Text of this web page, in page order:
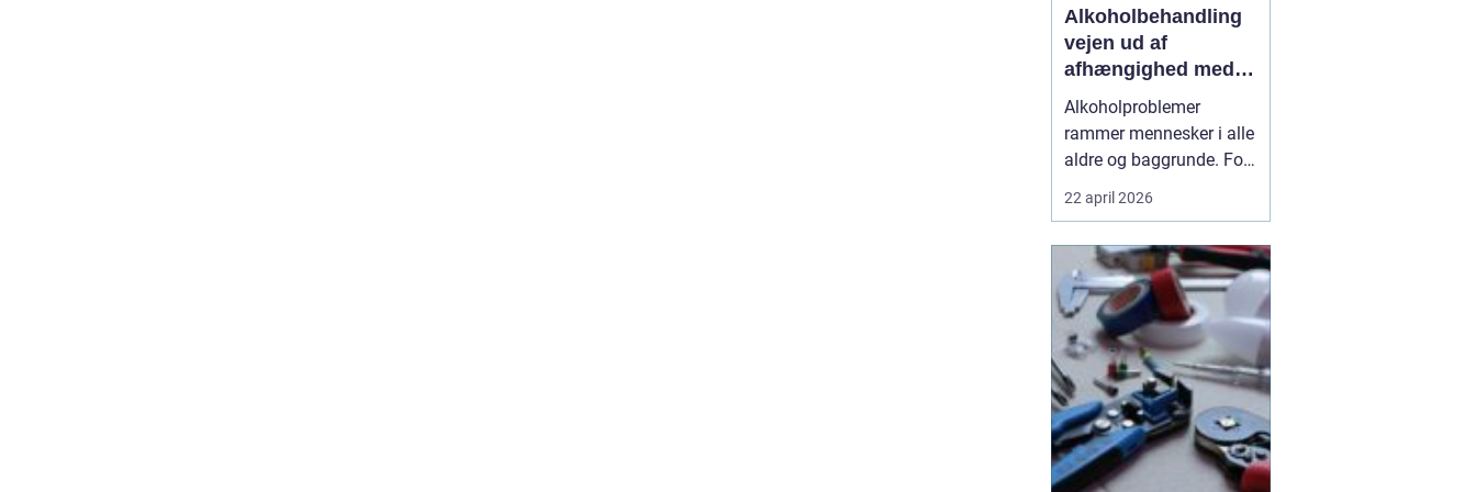
Alkoholbehandling
vejen ud af
afhængighed med
professionel støtte
Alkoholproblemer
rammer mennesker i alle
aldre og baggrunde. For
mange starter det med
hyggedrik på arbejde
langsomt får alkoholen
mere magt over
hverdagen. Når drikkeriet
begynder at styre tanker,
relationer og helbred,
kan
22 april 2026